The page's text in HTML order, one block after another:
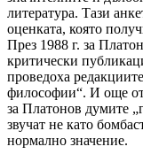
литература. Тази
оценката, която
През 1988 г. за
критически
проведоха
философии“. И още от
за Платонов думите
звучат не като
нормално значение.